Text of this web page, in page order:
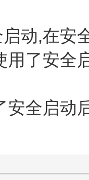
动,在安
用了安全
安全启动